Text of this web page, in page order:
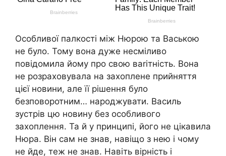
Особливої палкості між Нюрою та Ваською
не було. Тому вона дуже несміливо
повідомила йому про свою ваrітність. Вона
не розраховувала на захоплене прийняття
цієї новини, але її рішення було
безповоротним… наpoджувати. Василь
зустрів цю новину без особливого
захоплення. Та й у принципі, його не цікавила
Нюра. Він сам не знав, навіщо з нею і чому
не йде, теж не знав. Навіть вірність і